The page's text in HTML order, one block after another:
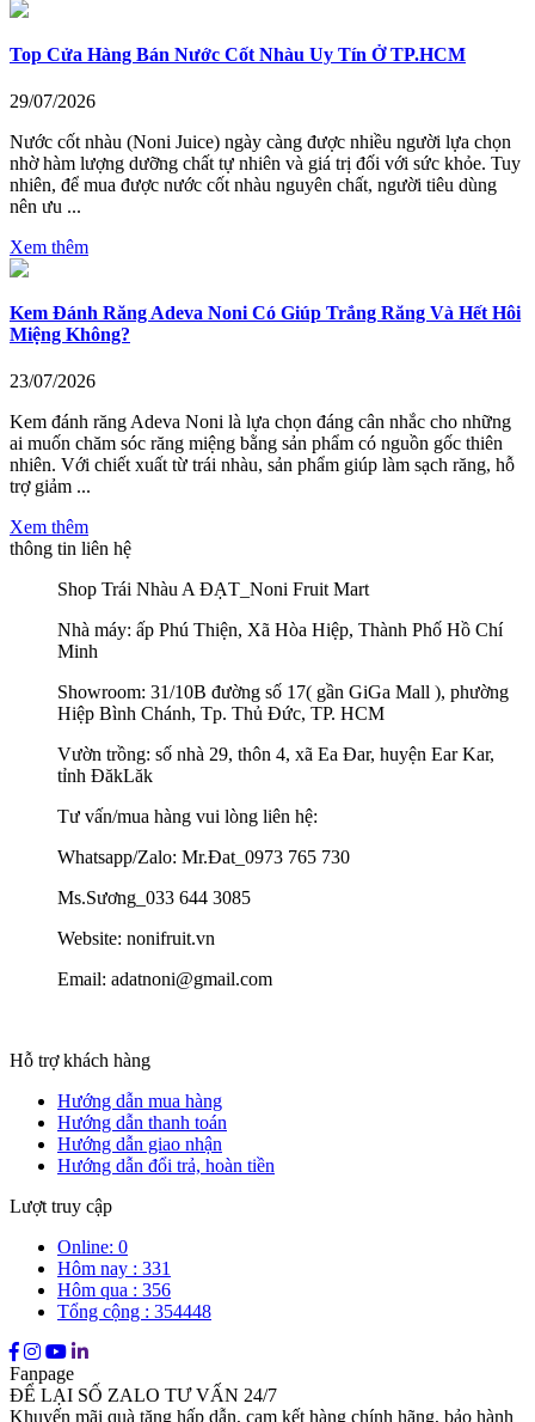
Top Cửa Hàng Bán Nước Cốt Nhàu Uy Tín Ở TP.HCM
29/07/2026
Nước cốt nhàu (Noni Juice) ngày càng được nhiều người lựa chọn
nhờ hàm lượng dưỡng chất tự nhiên và giá trị đối với sức khỏe. Tuy
nhiên, để mua được nước cốt nhàu nguyên chất, người tiêu dùng
nên ưu ...
Xem thêm
Kem Đánh Răng Adeva Noni Có Giúp Trắng Răng Và Hết Hôi
Miệng Không?
23/07/2026
Kem đánh răng Adeva Noni là lựa chọn đáng cân nhắc cho những
ai muốn chăm sóc răng miệng bằng sản phẩm có nguồn gốc thiên
nhiên. Với chiết xuất từ trái nhàu, sản phẩm giúp làm sạch răng, hỗ
trợ giảm ...
Xem thêm
thông tin liên hệ
Shop Trái Nhàu A ĐẠT_Noni Fruit Mart
Nhà máy: ấp Phú Thiện, Xã Hòa Hiệp, Thành Phố Hồ Chí
Minh
Showroom: 31/10B đường số 17( gần GiGa Mall ), phường
Hiệp Bình Chánh, Tp. Thủ Đức, TP. HCM
Vườn trồng: số nhà 29, thôn 4, xã Ea Đar, huyện Ear Kar,
tỉnh ĐăkLăk
Tư vấn/mua hàng vui lòng liên hệ:
Whatsapp/Zalo: Mr.Đat_0973 765 730
Ms.Sương_033 644 3085
Website: nonifruit.vn
Email: adatnoni@gmail.com
Hỗ trợ khách hàng
Hướng dẫn mua hàng
Hướng dẫn thanh toán
Hướng dẫn giao nhận
Hướng dẫn đổi trả, hoàn tiền
Lượt truy cập
Online: 0
Hôm nay : 331
Hôm qua : 356
Tổng cộng : 354448
Fanpage
ĐỂ LẠI SỐ ZALO TƯ VẤN 24/7
Khuyến mãi quà tặng hấp dẫn, cam kết hàng chính hãng, bảo hành